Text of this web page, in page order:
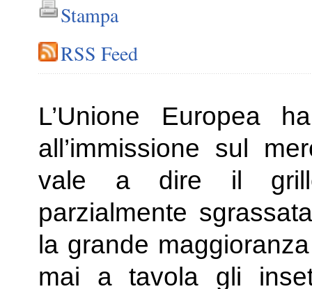
Stampa
RSS Feed
L’Unione Europea
all’immissione sul
vale a dire il
parzialmente
la grande
mai a tavola gli